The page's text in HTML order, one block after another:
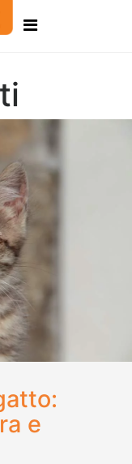
e